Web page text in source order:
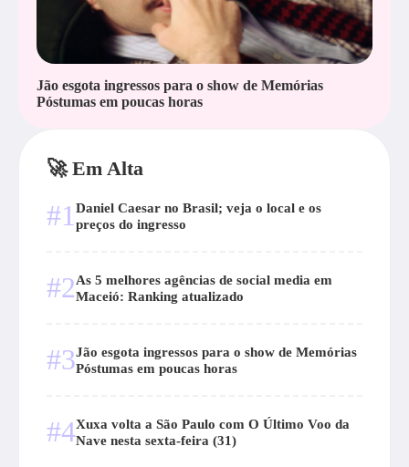
Jão esgota ingressos para o show de Memórias
Póstumas em poucas horas
🚀 Em Alta
#1 Daniel Caesar no Brasil; veja o local e os
preços do ingresso
#2As 5 melhores agências de social media em
Maceió: Ranking atualizado
#3Jão esgota ingressos para o show de Memórias
Póstumas em poucas horas
#4Xuxa volta a São Paulo com O Último Voo da
Nave nesta sexta-feira (31)